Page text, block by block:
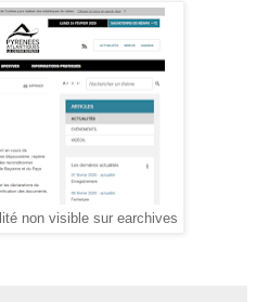
non visible sur earchives